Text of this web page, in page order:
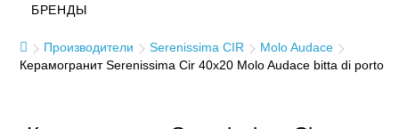
БРЕНДЫ
Производители Serenissima CIR
Molo Audace
Керамогранит Serenissima Cir 40x20 Molo Audace bitta di porto